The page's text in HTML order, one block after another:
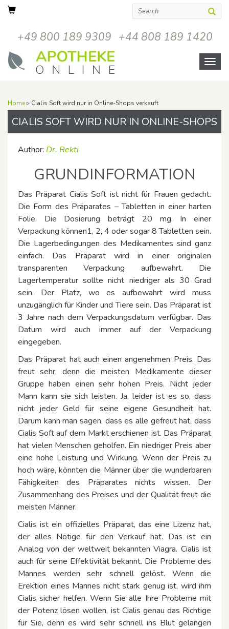
+49 800 189 9309 +44 808 189 1420
Open
Home▹ Cialis Soft wird nur in Online-Shops verkauft
CIALIS SOFT WIRD NUR IN ONLINE-SHOPS
Author: Dr. Rekti
GRUNDINFORMATION
Das Präparat Cialis Soft ist nicht für Frauen gedacht.
Die Form des Präparates – Tabletten in einer harten
Folie. Die Dosierung beträgt 20 mg. In einer
Verpackung können1, 2, 4 oder sogar 8 Tabletten sein.
Die Lagerbedingungen des Medikamentes sind ganz
einfach. Das Präparat wird in einer originalen
transparenten Verpackung aufbewahrt. Die
Lagertemperatur sollte nicht niedriger als 30 Grad
sein. Der Platz, wo es aufbewahrt wird muss
unzugänglich für Kinder und Tiere sein. Das Präparat ist
3 Jahre nach dem Verpackungsdatum verfügbar. Das
Datum wird auch immer auf der Verpackung
eingegeben.
Das Präparat hat auch einen angenehmen Preis. Das
freut sehr, denn die meisten Medikamente dieser
Gruppe haben einen sehr hohen Preis. Nicht jeder
Mann kann sie sich leisten. Ja, leider ist es so, dass
nicht jeder Geld für seine eigene Gesundheit hat.
Darum kann man sagen, dass es alle gefreut hat, dass
Cialis Soft auf dem Markt erschienen ist. Das Präparat
hat vielen Menschen geholfen. Ein niedriger Preis aber
eine hohe Leistung und Wirkung. Wenn der Preis zu
hoch wäre, könnten die Männer über die wunderbaren
Fähigkeiten des Präparates nichts wissen. Der
Zusammenhang des Preises und der Qualität freut die
meisten Männer.
Cialis ist ein offizielles Präparat, das eine Lizenz hat,
der alles Nötige für den Verkauf hat. Das ist ein
Analog von der weltweit bekannten Viagra. Cialis ist
auch für seine Effektivität bekannt. Die Probleme des
Mannes werden sehr schnell gelöst. Wenn die
Erektion eines Mannes nicht stark genug ist, wird ihm
Cialis sicher helfen. Wenn Sie alle Ihre Probleme mit
der Potenz lösen wollen, ist Cialis genau das Richtige
für Sie, denn es wird sehr schnell ins Blut gelangen